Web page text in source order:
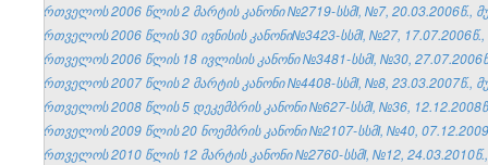
საქართველოს 2006 წლის 2 მარტის კანონი №2719-სსმI, №7, 20.03.2006წ.,
საქართველოს 2006 წლის 30 ივნისის კანონი№3423-სსმI, №27, 17.07.2006წ.,
საქართველოს 2006 წლის 18 ივლისის კანონი №3481-სსმI, №30,
საქართველოს 2007 წლის 2 მარტის კანონი №4408-სსმI, №8, 23.03.2007წ.,
საქართველოს 2008 წლის 5 დეკემბრის კანონი №627-სსმI, №36,
საქართველოს 2009 წლის 20 ნოემბრის კანონი №2107-სსმI, №40,
საქართველოს 2010 წლის 12 მარტის კანონი №2760-სსმI, №12,